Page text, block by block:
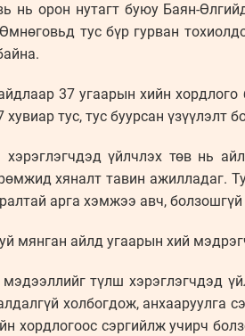
нь орон нутагт буюу Баян-
тус бүр гурван
37 угаарын хийн
тус, тус буурсан үзүүлэлт
үйлчлэх төв нь
хяналт тавин ажилладаг.
арга хэмжээ авч,
мянган айлд угаарын хий
түлш хэрэглэгчдэд
холбогдож, анхааруулга
хордлогоос сэргийлж учирч